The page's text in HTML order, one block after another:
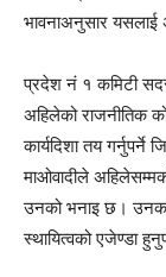
भावनाअनुसार यसलाई
प्रदेश नं १ कमिटी
अहिलेको राजनीतिक
कार्यदिशा तय
माओवादीले
उनको भनाइ छ। उनका
स्थायित्वको एजेण्डा